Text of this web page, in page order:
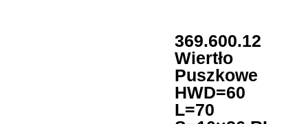
369.600.12
Wiertło
Puszkowe
HWD=60
L=70